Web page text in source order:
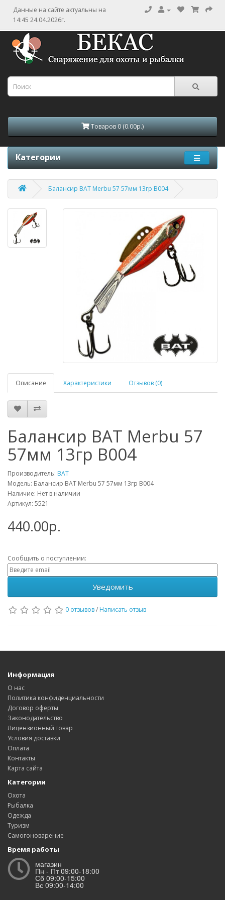
Данные на сайте актуальны на
14:45 24.04.2026г.
Товаров 0 (0.00р.)
Категории
Балансир BAT Merbu 57 57мм 13гр B004
Описание Характеристики Отзывов (0)
Балансир BAT Merbu 57
57мм 13гр B004
Производитель: BAT
Модель: Балансир BAT Merbu 57 57мм 13гр B004
Наличие: Нет в наличии
Артикул: 5521
440.00р.
Сообщить о поступлении:
Уведомить
0 отзывов/ Написать отзыв
Информация
О нас
Политика конфиденциальности
Договор оферты
Законодательство
Лицензионный товар
Условия доставки
Оплата
Контакты
Карта сайта
Категории
Охота
Рыбалка
Одежда
Туризм
Самогоноварение
Время работы
магазин
Пн - Пт 09:00-18:00
Сб 09:00-15:00
Вс 09:00-14:00